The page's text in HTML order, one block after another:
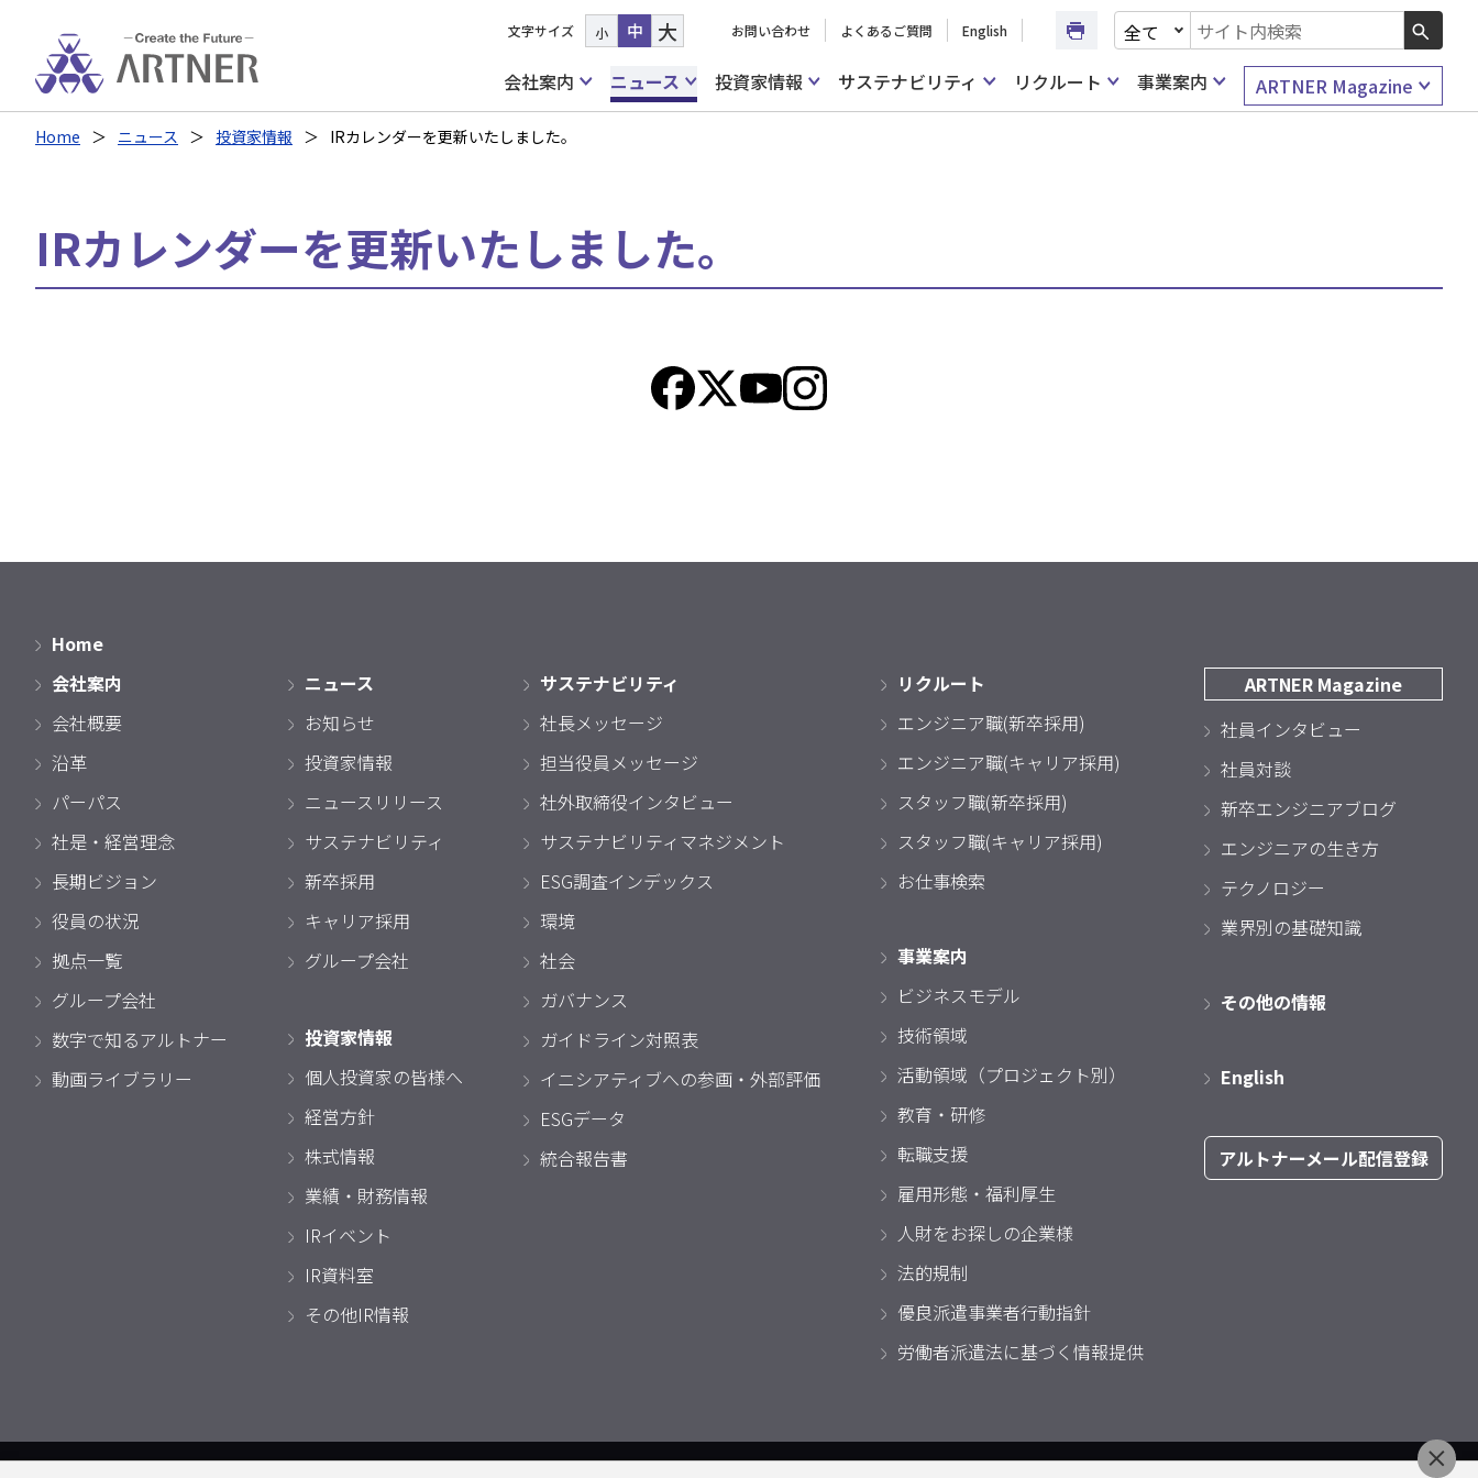
文字サイズ 小 中 大 お問い合わせ よくあるご質問 English
文書種別を選択
検索キーワード入力
会社案内
ニュース 投資家情報 サステナビリティ リクルート 事業案内 ARTNER Magazine
Home ニュース 投資家情報 IRカレンダーを更新いたしました。
IRカレンダーを更新いたしました。
Home
会社案内
会社概要
沿革
パーパス
社是・経営理念
長期ビジョン
役員の状況
拠点一覧
グループ会社
数字で知るアルトナー
動画ライブラリー
ニュース
お知らせ
投資家情報
ニュースリリース
サステナビリティ
新卒採用
キャリア採用
グループ会社
投資家情報
個人投資家の皆様へ
経営方針
株式情報
業績・財務情報
IRイベント
IR資料室
その他IR情報
サステナビリティ
社長メッセージ
担当役員メッセージ
社外取締役インタビュー
サステナビリティマネジメント
ESG調査インデックス
環境
社会
ガバナンス
ガイドライン対照表
イニシアティブへの参画・外部評価
ESGデータ
統合報告書
リクルート
エンジニア職(新卒採用)
エンジニア職(キャリア採用)
スタッフ職(新卒採用)
スタッフ職(キャリア採用)
お仕事検索
事業案内
ビジネスモデル
技術領域
活動領域（プロジェクト別）
教育・研修
転職支援
雇用形態・福利厚生
人財をお探しの企業様
法的規制
優良派遣事業者行動指針
労働者派遣法に基づく情報提供
ARTNER Magazine
社員インタビュー
社員対談
新卒エンジニアブログ
エンジニアの生き方
テクノロジー
業界別の基礎知識
その他の情報
English
アルトナーメール配信登録